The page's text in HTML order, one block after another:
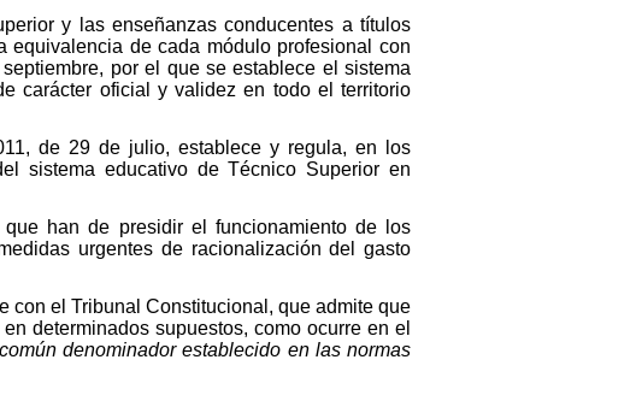
y las enseñanzas conducentes a títulos
equivalencia de cada módulo profesional con
por el que se establece el sistema
carácter oficial y validez en todo el territorio
de 29 de julio, establece y regula, en los
sistema educativo de Técnico Superior en
han de presidir el funcionamiento de los
urgentes de racionalización del gasto
con el Tribunal Constitucional, que admite que
determinados supuestos, como ocurre en el
denominador establecido en las normas